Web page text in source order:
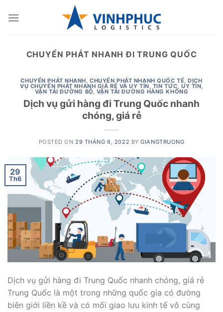
CHUYỂN PHÁT NHANH ĐI TRUNG QUỐC
CHUYỂN PHÁT NHANH,CHUYỂN PHÁT NHANH QUỐC TẾ,DỊCH
VỤ CHUYỂN PHÁT NHANH GIÁ RẺ VÀ UY TÍN, TIN TỨC, UY TÍN,
VẬN TẢI ĐƯỜNG BỘ, VẬN TẢI ĐƯỜNG HÀNG KHÔNG
Dịch vụ gửi hàng đi Trung Quốc nhanh
chóng, giá rẻ
POSTED ON 29 THÁNG 6, 2022 BYGIANGTRUONG
29
Th6
Dịch vụ gửi hàng đi Trung Quốc nhanh chóng, giá rẻ
Trung Quốc là một trong những quốc gia có đường
biên giới liền kề và có mối giao lưu kinh tế vô cùng